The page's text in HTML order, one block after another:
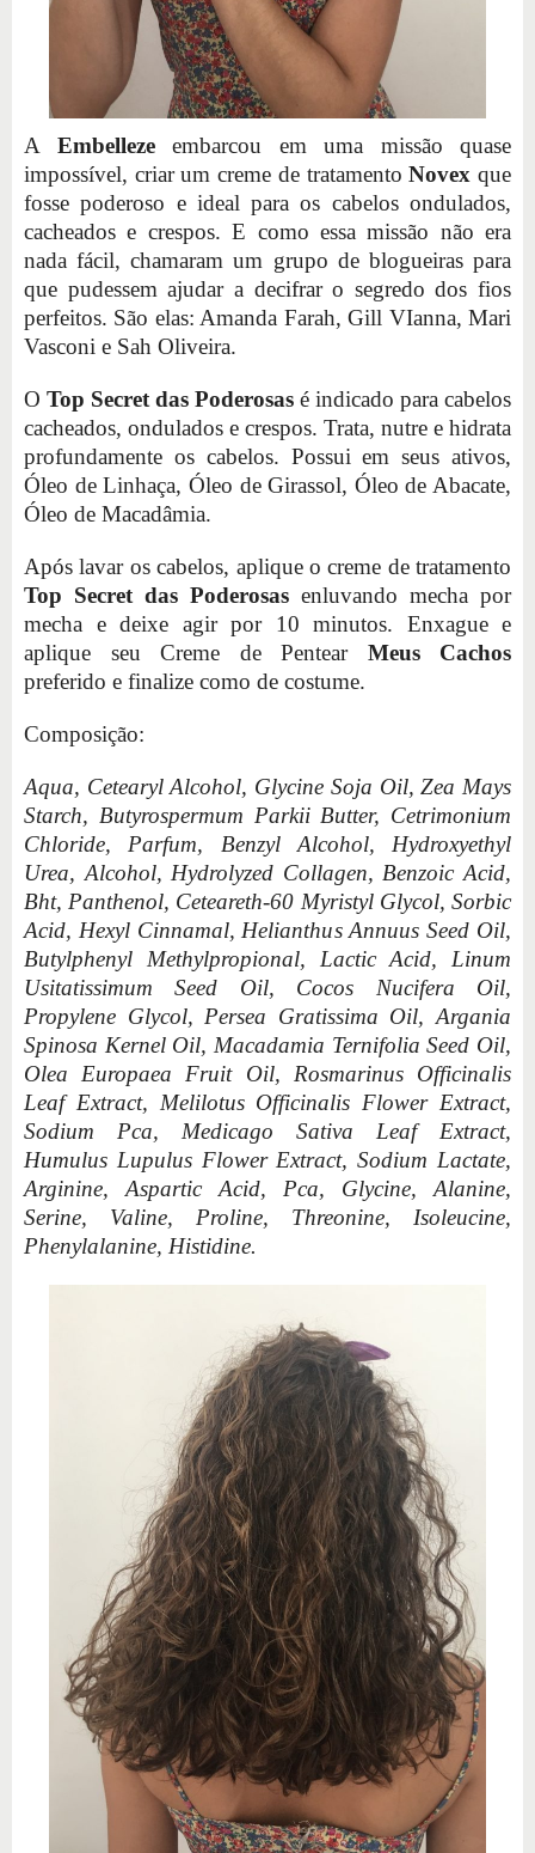
A Embellezeembarcou em uma missão quase
impossível, criar um creme de tratamentoNovex que
fosse poderoso e ideal para os cabelos ondulados,
cacheados e crespos. E como essa missão não era
nada fácil, chamaram um grupo de blogueiras para
que pudessem ajudar a decifrar o segredo dos fios
perfeitos. São elas: Amanda Farah, Gill VIanna, Mari
Vasconi e Sah Oliveira.
O Top Secret das Poderosas é indicado para cabelos
cacheados, ondulados e crespos. Trata, nutre e hidrata
profundamente os cabelos. Possui em seus ativos,
Óleo de Linhaça, Óleo de Girassol, Óleo de Abacate,
Óleo de Macadâmia.
Após lavar os cabelos, aplique o creme de tratamento
Top Secret das Poderosas enluvando mecha por
mecha e deixe agir por 10 minutos. Enxague e
aplique seu Creme de Pentear Meus Cachos
preferido e finalize como de costume.
Composição:
Aqua, Cetearyl Alcohol, Glycine Soja Oil, Zea Mays
Starch, Butyrospermum Parkii Butter, Cetrimonium
Chloride, Parfum, Benzyl Alcohol, Hydroxyethyl
Urea, Alcohol, Hydrolyzed Collagen, Benzoic Acid,
Bht, Panthenol, Ceteareth-60 Myristyl Glycol, Sorbic
Acid, Hexyl Cinnamal, Helianthus Annuus Seed Oil,
Butylphenyl Methylpropional, Lactic Acid, Linum
Usitatissimum Seed Oil, Cocos Nucifera Oil,
Propylene Glycol, Persea Gratissima Oil, Argania
Spinosa Kernel Oil, Macadamia Ternifolia Seed Oil,
Olea Europaea Fruit Oil, Rosmarinus Officinalis
Leaf Extract, Melilotus Officinalis Flower Extract,
Sodium Pca, Medicago Sativa Leaf Extract,
Humulus Lupulus Flower Extract, Sodium Lactate,
Arginine, Aspartic Acid, Pca, Glycine, Alanine,
Serine, Valine, Proline, Threonine, Isoleucine,
Phenylalanine, Histidine.